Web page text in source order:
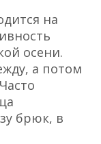
на
осени.
а потом
брюк, в